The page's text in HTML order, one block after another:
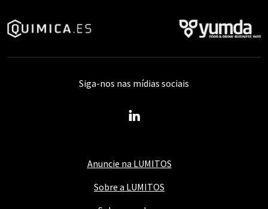
Anuncie na LUMITOS
Sobre a LUMITOS
Siga-nos nas mídias sociais